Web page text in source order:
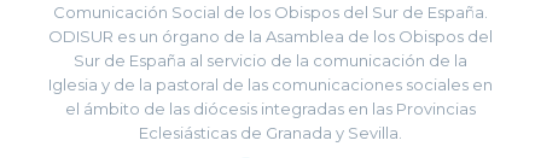
Comunicación Social de los Obispos del Sur de España.
ODISUR es un órgano de la Asamblea de los Obispos del
Sur de España al servicio de la comunicación de la
Iglesia y de la pastoral de las comunicaciones sociales en
el ámbito de las diócesis integradas en las Provincias
Eclesiásticas de Granada y Sevilla.